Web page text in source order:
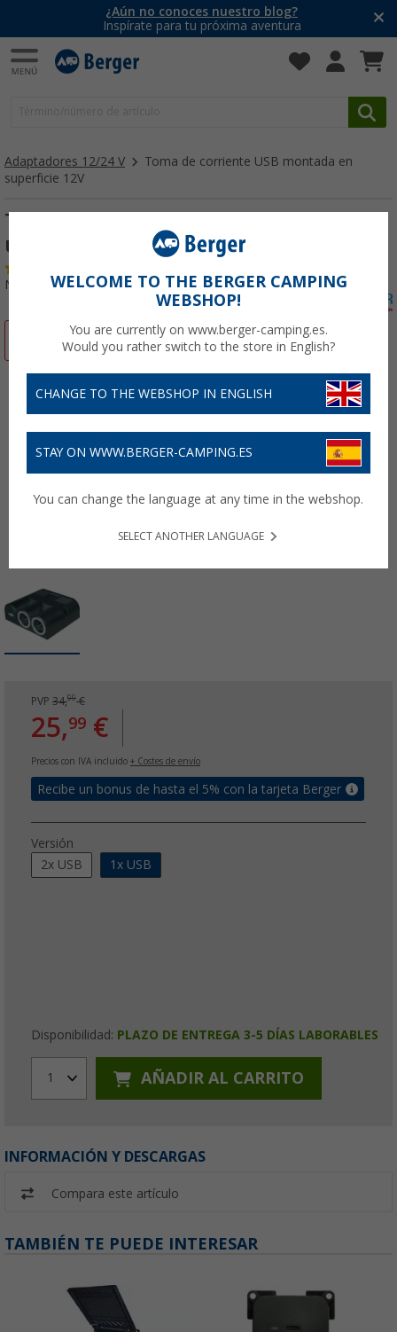
¿Aún no conoces nuestro blog?
Inspírate para tu próxima aventura
Adaptadores 12/24 V
Toma de corriente USB montada en
superficie 12V
Tomas de corriente en superficie y 1 toma
USB de 12V
Nº de artículo 263910
-25%
PVP 34,99€
25,99 €
Precios con IVA incluido + Costes de envío
Recibe un bonus de hasta el 5% con la tarjeta Berger
Versión
2x USB
1x USB
Disponibilidad: PLAZO DE ENTREGA 3-5 DÍAS LABORABLES
1 AÑADIR AL CARRITO
INFORMACIÓN Y DESCARGAS
Compara este artículo
TAMBIÉN TE PUEDE INTERESAR
WELCOME TO THE BERGER CAMPING
WEBSHOP!
You are currently on www.berger-camping.es.
Would you rather switch to the store in English?
CHANGE TO THE WEBSHOP IN ENGLISH
STAY ON WWW.BERGER-CAMPING.ES
You can change the language at any time in the webshop.
SELECT ANOTHER LANGUAGE